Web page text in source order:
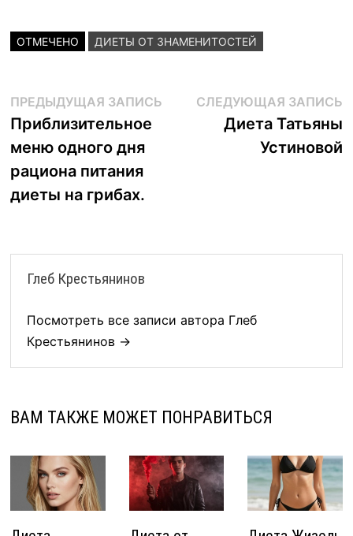
ОТМЕЧЕНО ДИЕТЫ ОТ ЗНАМЕНИТОСТЕЙ
Навигация
по
записям
ПРЕДЫДУЩАЯ ЗАПИСЬПредыдущая
Приблизительное
меню одного дня
рациона питания
диеты на грибах.
СЛЕДУЮЩАЯ ЗАПИСЬ
Диета Татьяны
Устиновой
Глеб Крестьянинов
Посмотреть все записи автора Глеб
Крестьянинов →
ВАМ ТАКЖЕ МОЖЕТ ПОНРАВИТЬСЯ